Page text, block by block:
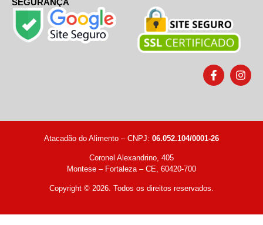
Atacadão do Alimento – CNPJ: 06.052.104/0001-26
Coronel Alexandrino, 405
Montese – Fortaleza – CE, 60420-700
Copyright © 2026. Todos os direitos reservados.